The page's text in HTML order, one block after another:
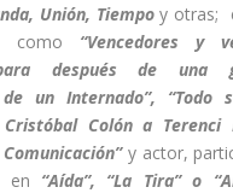
Unión, Tiempoy otras;
como “Vencedores y
después de una
de un Internado”, “Todo
Colón a Terenci
y actor,
en “Aída”, “La Tira” o